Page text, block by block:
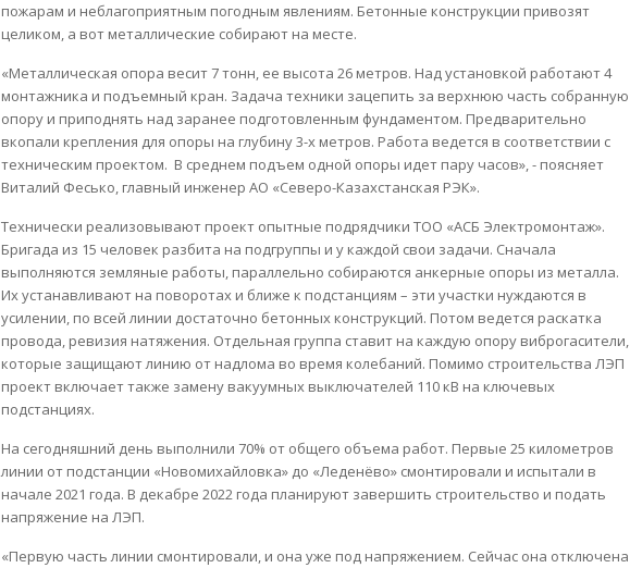
пожарам и неблагоприятным погодным явлениям. Бетонные конструкции привозят
целиком, а вот металлические собирают на месте.
«Металлическая опора весит 7 тонн, ее высота 26 метров. Над установкой работают 4
монтажника и подъемный кран. Задача техники зацепить за верхнюю часть собранную
опору и приподнять над заранее подготовленным фундаментом. Предварительно
вкопали крепления для опоры на глубину 3-х метров. Работа ведется в соответствии с
техническим проектом. В среднем подъем одной опоры идет пару часов», - поясняет
Виталий Фесько, главный инженер АО «Северо-Казахстанская РЭК».
Технически реализовывают проект опытные подрядчики ТОО «АСБ Электромонтаж».
Бригада из 15 человек разбита на подгруппы и у каждой свои задачи. Сначала
выполняются земляные работы, параллельно собираются анкерные опоры из металла.
Их устанавливают на поворотах и ближе к подстанциям – эти участки нуждаются в
усилении, по всей линии достаточно бетонных конструкций. Потом ведется раскатка
провода, ревизия натяжения. Отдельная группа ставит на каждую опору виброгасители,
которые защищают линию от надлома во время колебаний. Помимо строительства ЛЭП
проект включает также замену вакуумных выключателей 110 кВ на ключевых
подстанциях.
На сегодняшний день выполнили 70% от общего объема работ. Первые 25 километров
линии от подстанции «Новомихайловка» до «Леденёво» смонтировали и испытали в
начале 2021 года. В декабре 2022 года планируют завершить строительство и подать
напряжение на ЛЭП.
«Первую часть линии смонтировали, и она уже под напряжением. Сейчас она отключена